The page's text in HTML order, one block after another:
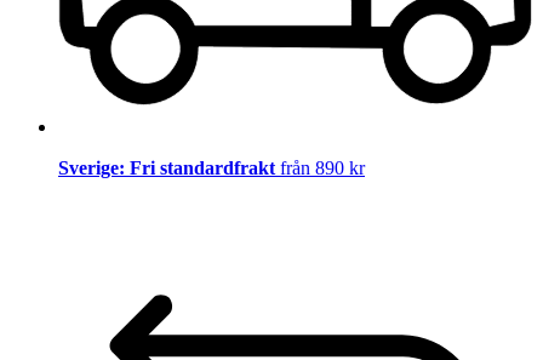
Sverige: Fri standardfrakt från 890 kr